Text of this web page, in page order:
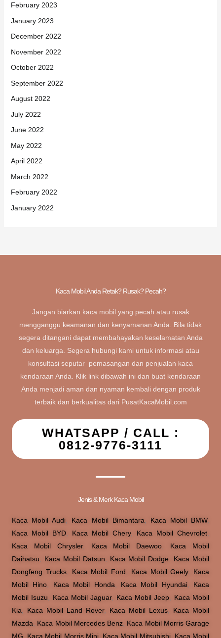
February 2023
January 2023
December 2022
November 2022
October 2022
September 2022
August 2022
July 2022
June 2022
May 2022
April 2022
March 2022
February 2022
January 2022
Kaca Mobil Anda Retak? Rusak? Pecah?
Jangan biarkan kaca mobil yang pecah atau rusak
mengganggu keamanan dan kenyamanan Anda. Bila tidak
segera ditangani dapat membahayakan keselamatan Anda
dan keluarga. Segera hubungi kami untuk informasi atau
konsultasi seputar pemasangan dan penjualan kaca
kendaraan Anda. Klik link dibawah ini dan buat kendaraan
Anda menjadi aman dan nyaman kembali dengan produk
terbaik dan berkualitas dari PusatKacaMobil.com
WHATSAPP / CALL :
0812-9776-3111
Jenis & Merk Kaca Mobil
Kaca Mobil Audi Kaca Mobil Bimantara Kaca Mobil BMW,
Kaca Mobil BYD
Kaca Mobil Chery, Kaca Mobil Chevrolet
Kaca Mobil Chrysler, Kaca Mobil Daewoo
Kaca Mobil
Daihatsu
Kaca Mobil Datsun Kaca Mobil Dodge
Kaca Mobil
Dongfeng Trucks, Kaca Mobil Ford Kaca Mobil Geely, Kaca
Mobil Hino
Kaca Mobil Honda Kaca Mobil Hyundai, Kaca
Mobil Isuzu
Kaca Mobil Jaguar, Kaca Mobil Jeep
Kaca Mobil
Kia
Kaca Mobil Land Rover, Kaca Mobil Lexus
Kaca Mobil
Mazda
Kaca Mobil Mercedes Benz Kaca Mobil Morris Garage
MG
Kaca Mobil Morris Mini, Kaca Mobil Mitsubishi, Kaca Mobil